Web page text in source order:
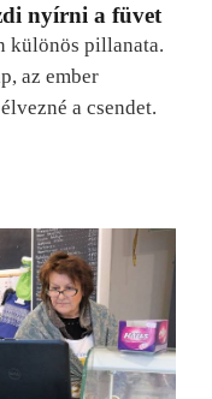
nyírni a füvet
különös pillanata.
az ember
a csendet.